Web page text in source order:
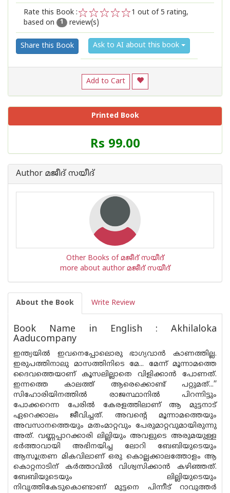
Rate this Book :
2
1
1 out of 5 rating,
based on
1 review(s)
Share this Book Ask to AI about this book
Add to Cart
Printed Book
Price
of
Book
Rs 99.00
Author മജീദ് സയീദ്
Other Books of മജീദ് സയീദ്
more about author മജീദ് സയീദ്
About the Book Write Review
Book Name in English : Akhilaloka
Aaducompany
ഇന്ത്യയിൽ ഇവനെപ്പോലൊരു ഭാഗ്യവാൻ കാണത്തില്ല.
ഇരുപത്തിനാലു മാസത്തിനിടെ മേ... മേന്ന് മൂന്നാമത്തെ
ദൈവത്തെയാണ് കൂസലില്ലാതെ വിളിക്കാൻ പോണത്.
ഇന്നത്തെ കാലത്ത് ആരെക്കൊണ്ട് പറ്റുമത്...’’
സിഹോരിയിനത്തിൽ രാജസ്ഥാനിൽ പിറന്നിട്ടും
പോക്കറെന്ന പേരിൽ കേരളത്തിലാണ് ആ മുട്ടനാട്
ഏറെക്കാലം ജീവിച്ചത്. അവന്റെ മൂന്നാമത്തെയും
അവസാനത്തെയും മതംമാറ്റവും പേരുമാറ്റവുമായിരുന്നു
അത്. വണ്ണപ്പാറക്കാരി ലില്ലിയും അവളുടെ അരുമയുള്ള
ഭർത്താവായി അഭിനയിച്ച ലോറി ബേബിയുടെയും
ആസൂത്രണ മികവിലാണ് ഒരു കൊല്ലക്കാലത്തോളം ആ
കൊറ്റനാടിന് കർത്താവിൽ വിശ്വസിക്കാൻ കഴിഞ്ഞത്.
ബേബിയുടെയും ലില്ലിയുടെയും
നിവൃത്തികേടുകൊണ്ടാണ് മുട്ടനെ പിന്നീട് റാവുത്തർ